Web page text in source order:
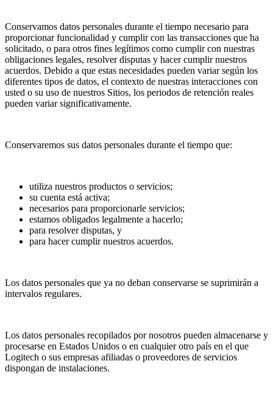
Conservamos datos personales durante el tiempo necesario para
proporcionar funcionalidad y cumplir con las transacciones que ha
solicitado, o para otros fines legítimos como cumplir con nuestras
obligaciones legales, resolver disputas y hacer cumplir nuestros
acuerdos. Debido a que estas necesidades pueden variar según los
diferentes tipos de datos, el contexto de nuestras interacciones con
usted o su uso de nuestros Sitios, los periodos de retención reales
pueden variar significativamente.
Conservaremos sus datos personales durante el tiempo que:
utiliza nuestros productos o servicios;
su cuenta está activa;
necesarios para proporcionarle servicios;
estamos obligados legalmente a hacerlo;
para resolver disputas, y
para hacer cumplir nuestros acuerdos.
Los datos personales que ya no deban conservarse se suprimirán a
intervalos regulares.
Los datos personales recopilados por nosotros pueden almacenarse y
procesarse en Estados Unidos o en cualquier otro país en el que
Logitech o sus empresas afiliadas o proveedores de servicios
dispongan de instalaciones.